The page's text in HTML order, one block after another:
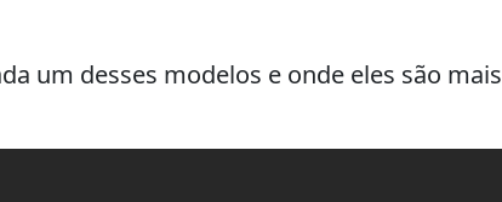
um desses modelos e onde eles são mais